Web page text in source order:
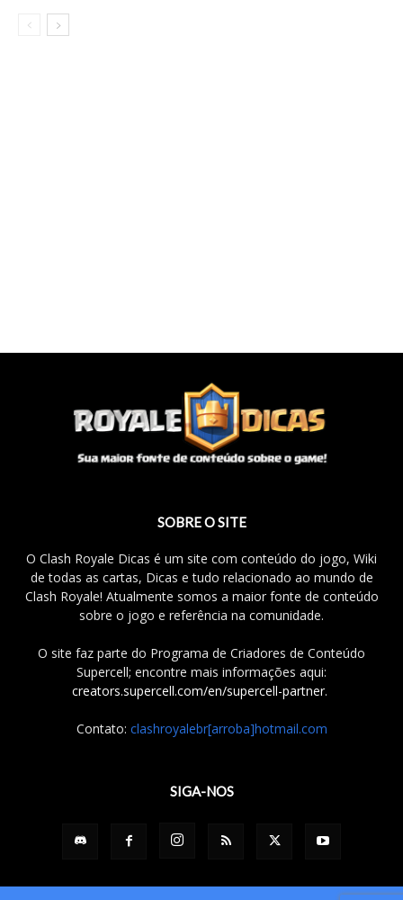
SOBRE O SITE
O Clash Royale Dicas é um site com conteúdo do jogo, Wiki
de todas as cartas, Dicas e tudo relacionado ao mundo de
Clash Royale! Atualmente somos a maior fonte de conteúdo
sobre o jogo e referência na comunidade.
O site faz parte do Programa de Criadores de Conteúdo
Supercell; encontre mais informações aqui:
creators.supercell.com/en/supercell-partner.
Contato: clashroyalebr[arroba]hotmail.com
SIGA-NOS